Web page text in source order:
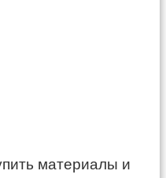
материалы и